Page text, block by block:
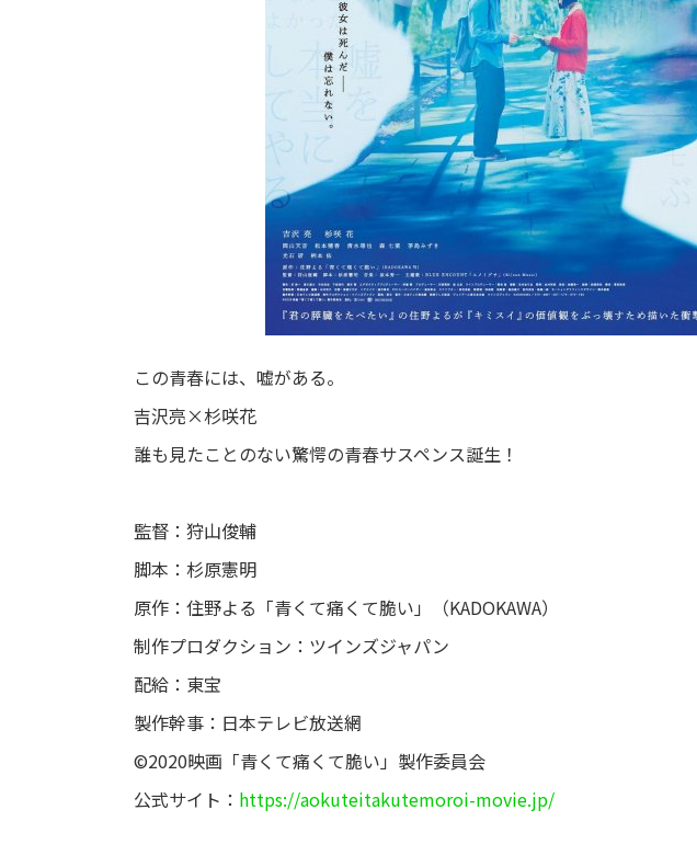
この青春には、嘘がある。
吉沢亮×杉咲花
誰も見たことのない驚愕の青春サスペンス誕生！
監督：狩山俊輔
脚本：杉原憲明
原作：住野よる「青くて痛くて脆い」（KADOKAWA）
制作プロダクション：ツインズジャパン
配給：東宝
製作幹事：日本テレビ放送網
©2020映画「青くて痛くて脆い」製作委員会
公式サイト： https://aokuteitakutemoroi-movie.jp/